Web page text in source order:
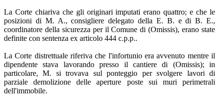
La Corte chiariva che gli originari imputati erano quattro; e che le
posizioni di M. A., consigliere delegato della E. B. e di B. E.,
coordinatore della sicurezza per il Comune di (Omissis), erano state
definite con sentenza ex articolo 444 c.p.p..
La Corte distrettuale riferiva che l'infortunio era avvenuto mentre il
dipendente stava lavorando presso il cantiere di (Omissis); in
particolare, M. si trovava sul ponteggio per svolgere lavori di
parziale demolizione delle aperture poste sui muri perimetrali
dell'immobile.